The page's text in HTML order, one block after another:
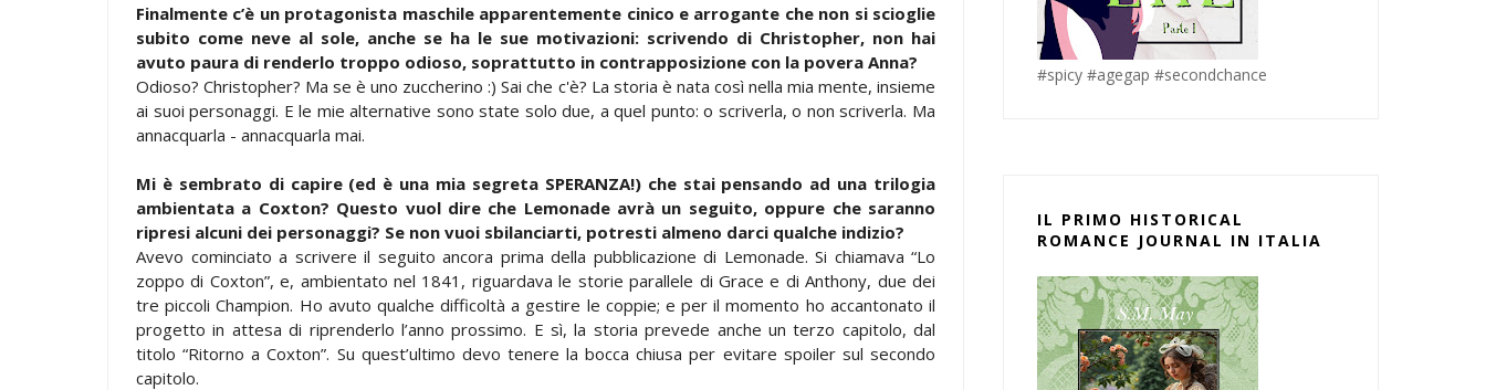
Finalmente c’è un protagonista maschile apparentemente cinico e arrogante che non si scioglie
subito come neve al sole, anche se ha le sue motivazioni: scrivendo di Christopher, non hai
avuto paura di renderlo troppo odioso, soprattutto in contrapposizione con la povera Anna?
Odioso? Christopher? Ma se è uno zuccherino :) Sai che c'è? La storia è nata così nella mia mente, insieme
ai suoi personaggi. E le mie alternative sono state solo due, a quel punto: o scriverla, o non scriverla. Ma
annacquarla - annacquarla mai.
Mi è sembrato di capire (ed è una mia segreta SPERANZA!) che stai pensando ad una trilogia
ambientata a Coxton? Questo vuol dire che Lemonade avrà un seguito, oppure che saranno
ripresi alcuni dei personaggi? Se non vuoi sbilanciarti, potresti almeno darci qualche indizio?
Avevo cominciato a scrivere il seguito ancora prima della pubblicazione di Lemonade. Si chiamava “Lo
zoppo di Coxton”, e, ambientato nel 1841, riguardava le storie parallele di Grace e di Anthony, due dei
tre piccoli Champion. Ho avuto qualche difficoltà a gestire le coppie; e per il momento ho accantonato il
progetto in attesa di riprenderlo l’anno prossimo. E sì, la storia prevede anche un terzo capitolo, dal
titolo “Ritorno a Coxton”. Su quest’ultimo devo tenere la bocca chiusa per evitare spoiler sul secondo
capitolo.
#spicy #agegap #secondchance
IL PRIMO HISTORICAL
ROMANCE JOURNAL IN ITALIA